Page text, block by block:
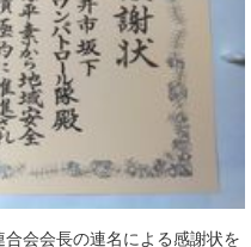
会会長の連名による感謝状を